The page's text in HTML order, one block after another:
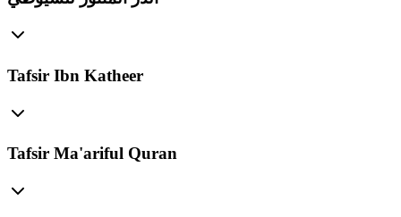
Tafsir Ibn Katheer
Tafsir Ma'ariful Quran